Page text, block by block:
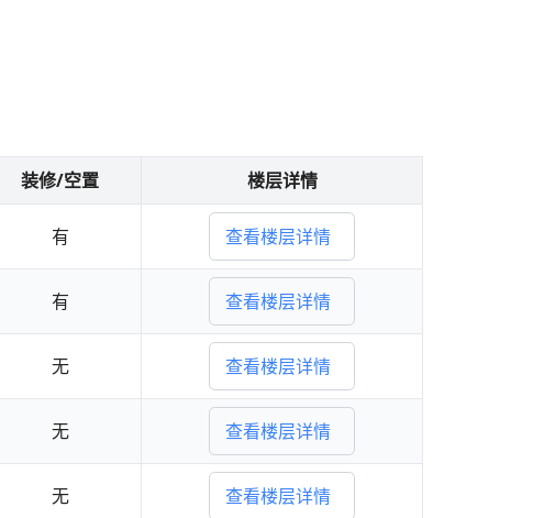
装修/空置 楼层详情
有 查看楼层详情
有 查看楼层详情
无 查看楼层详情
无 查看楼层详情
无 查看楼层详情